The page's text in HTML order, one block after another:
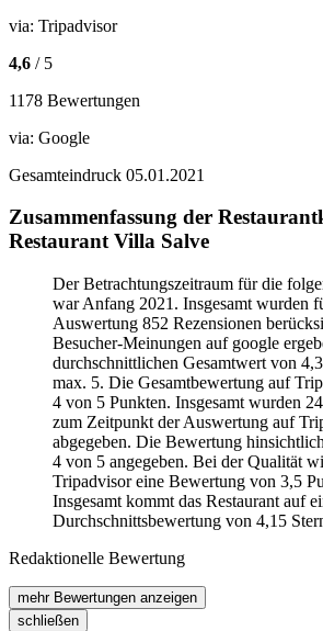
via: Tripadvisor
4,6 / 5
1178 Bewertungen
via: Google
Gesamteindruck 05.01.2021
Zusammenfassung der
Restaurant Villa Salve
Der Betrachtungszeitraum für die
war Anfang 2021. Insgesamt wurden
Auswertung 852 Rezensionen
Besucher-Meinungen auf google
durchschnittlichen Gesamtwert von
max. 5. Die Gesamtbewertung auf
4 von 5 Punkten. Insgesamt wurden
zum Zeitpunkt der Auswertung auf
abgegeben. Die Bewertung
4 von 5 angegeben. Bei der Qualität
Tripadvisor eine Bewertung von 3,5
Insgesamt kommt das Restaurant auf
Durchschnittsbewertung von 4,15
Redaktionelle Bewertung
mehr Bewertungen anzeigen
schließen